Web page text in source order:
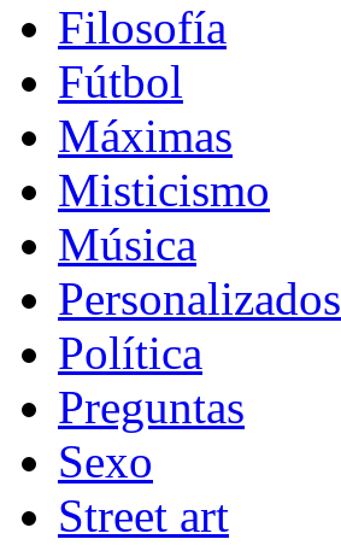
Filosofía
Fútbol
Máximas
Misticismo
Música
Personalizados
Política
Preguntas
Sexo
Street art